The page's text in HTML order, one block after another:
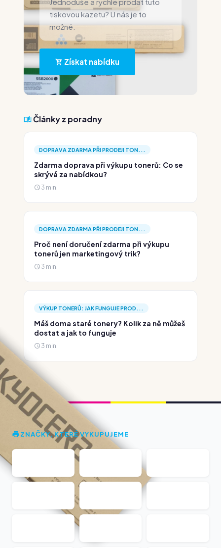
tiskovou kazetu? U nás je to
možné.
Získat nabídku
Články z poradny
DOPRAVA ZDARMA PŘI PRODEJI TON...
Zdarma doprava při výkupu tonerů: Co se
skrývá za nabídkou?
3 min.
DOPRAVA ZDARMA PŘI PRODEJI TON...
Proč není doručení zdarma při výkupu
tonerů jen marketingový trik?
3 min.
VÝKUP TONERŮ: JAK FUNGUJE PROD...
Máš doma staré tonery? Kolik za ně můžeš
dostat a jak to funguje
3 min.
ZNAČKY, KTERÉ VYKUPUJEME